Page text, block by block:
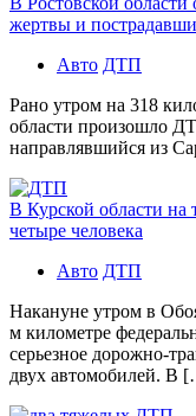
жертвы и
Авто ДТП
Рано утром на 318
области произошло
направлявшийся из
В Курской области
четыре человека
Авто ДТП
Накануне утром в
м километре
серьезное дорожно-
двух автомобилей. В